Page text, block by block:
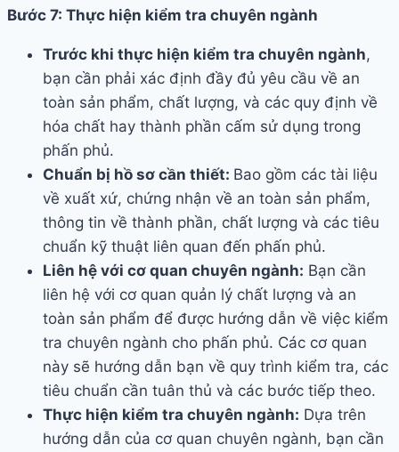
Bước 7: Thực hiện kiểm tra chuyên ngành
Trước khi thực hiện kiểm tra chuyên ngành,
bạn cần phải xác định đầy đủ yêu cầu về an
toàn sản phẩm, chất lượng, và các quy định về
hóa chất hay thành phần cấm sử dụng trong
phấn phủ.
Chuẩn bị hồ sơ cần thiết: Bao gồm các tài liệu
về xuất xứ, chứng nhận về an toàn sản phẩm,
thông tin về thành phần, chất lượng và các tiêu
chuẩn kỹ thuật liên quan đến phấn phủ.
Liên hệ với cơ quan chuyên ngành: Bạn cần
liên hệ với cơ quan quản lý chất lượng và an
toàn sản phẩm để được hướng dẫn về việc kiểm
tra chuyên ngành cho phấn phủ. Các cơ quan
này sẽ hướng dẫn bạn về quy trình kiểm tra, các
tiêu chuẩn cần tuân thủ và các bước tiếp theo.
Thực hiện kiểm tra chuyên ngành: Dựa trên
hướng dẫn của cơ quan chuyên ngành, bạn cần